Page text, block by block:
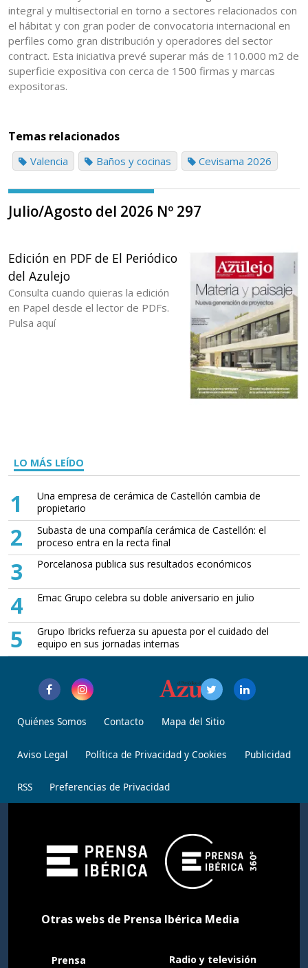
integral y multisectorial en torno a sectores relacionados con
el hábitat y con gran poder de convocatoria internacional en
perfiles como gran distribución y operadores del sector
contract. Esta iniciativa prevé superar más de 110.000 m2 de
superficie expositiva con cerca de 1500 firmas y marcas
expositoras.
Temas relacionados
Valencia Baños y cocinas Cevisama 2026
Julio/Agosto del 2026 Nº 297
Edición en PDF de El Periódico
del Azulejo
Consulta cuando quieras la edición
en Papel desde el lector de PDFs.
Pulsa aquí
LO MÁS LEÍDO
1
Una empresa de cerámica de Castellón cambia de
propietario
2
Subasta de una compañía cerámica de Castellón: el
proceso entra en la recta final
3 Porcelanosa publica sus resultados económicos
4 Emac Grupo celebra su doble aniversario en julio
5
Grupo Ibricks refuerza su apuesta por el cuidado del
equipo en sus jornadas internas
Quiénes Somos Contacto Mapa del Sitio
Aviso Legal Política de Privacidad y Cookies Publicidad
RSS Preferencias de Privacidad
Otras webs de Prensa Ibérica Media
Prensa Radio y televisión